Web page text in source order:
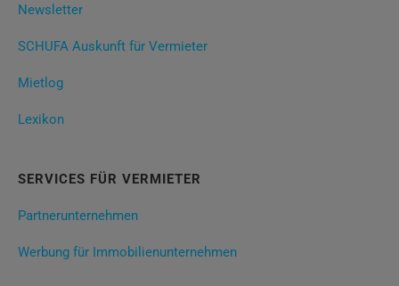
Newsletter
SCHUFA Auskunft für Vermieter
Mietlog
Lexikon
SERVICES FÜR VERMIETER
Partnerunternehmen
Werbung für Immobilienunternehmen